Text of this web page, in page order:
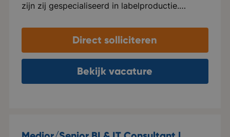
zijn zij gespecialiseerd in labelproductie.
de persoonlijke aanpak belangrijk. Ze gaan met
klanten in gesprek en denken mee hoe een
label het beste tot zijn recht komt bij het
product. Daarnaast zijn zij ook veel bezig met
Direct solliciteren
Bekijk vacature